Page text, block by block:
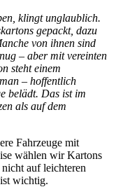
klingt unglaublich.
gepackt, dazu
von ihnen sind
– aber mit vereinten
steht einem
– hoffentlich
belädt. Das ist im
als auf dem
Fahrzeuge mit
wählen wir Kartons
auf leichteren
wichtig.